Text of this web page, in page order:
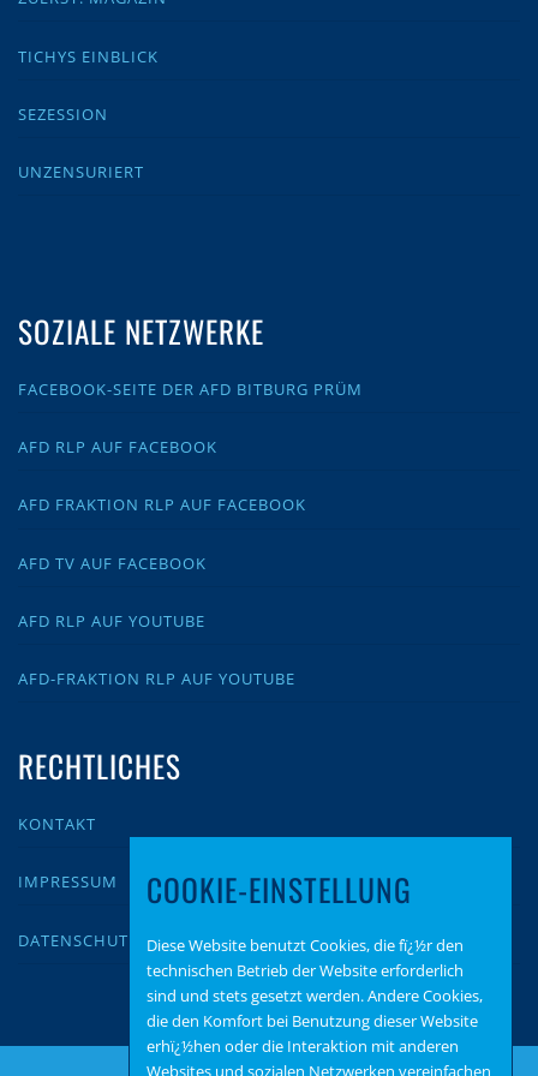
TICHYS EINBLICK
SEZESSION
UNZENSURIERT
SOZIALE NETZWERKE
FACEBOOK-SEITE DER AFD BITBURG PRÜM
AFD RLP AUF FACEBOOK
AFD FRAKTION RLP AUF FACEBOOK
AFD TV AUF FACEBOOK
AFD RLP AUF YOUTUBE
AFD-FRAKTION RLP AUF YOUTUBE
RECHTLICHES
KONTAKT
IMPRESSUM
DATENSCHUTZ
COOKIE-EINSTELLUNG
Diese Website benutzt Cookies, die fï¿½r den
technischen Betrieb der Website erforderlich
sind und stets gesetzt werden. Andere Cookies,
die den Komfort bei Benutzung dieser Website
erhï¿½hen oder die Interaktion mit anderen
Websites und sozialen Netzwerken vereinfachen